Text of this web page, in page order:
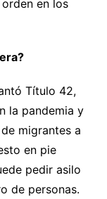
en los
Título 42,
la pandemia y
migrantes a
en pie
pedir asilo
de personas.